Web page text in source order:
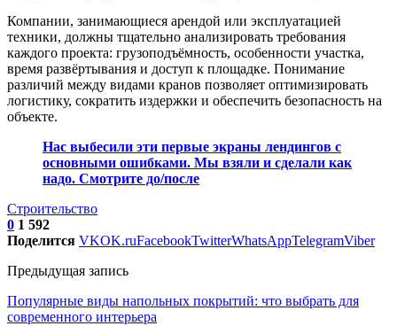
Компании, занимающиеся арендой или эксплуатацией
техники, должны тщательно анализировать требования
каждого проекта: грузоподъёмность, особенности участка,
время развёртывания и доступ к площадке. Понимание
различий между видами кранов позволяет оптимизировать
логистику, сократить издержки и обеспечить безопасность на
объекте.
Нас выбесили эти первые экраны лендингов с
основными ошибками. Мы взяли и сделали как
надо. Смотрите до/после
Строительство
0 1 592
Поделится VKOK.ruFacebookTwitterWhatsAppTelegramViber
Предыдущая запись
Популярные виды напольных покрытий: что выбрать для
современного интерьера